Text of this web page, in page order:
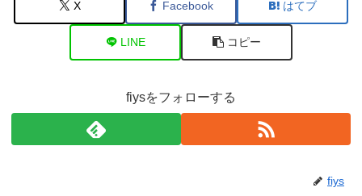
X Facebook はてブ
LINE コピー
fiysをフォローする
fiys